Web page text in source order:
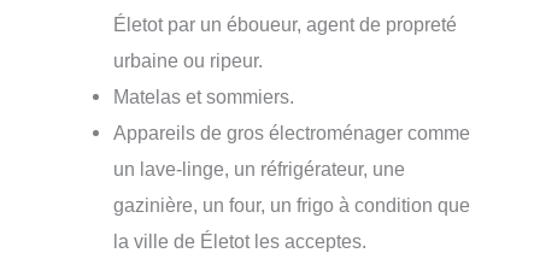
Életot par un éboueur, agent de propreté
urbaine ou ripeur.
Matelas et sommiers.
Appareils de gros électroménager comme
un lave-linge, un réfrigérateur, une
gazinière, un four, un frigo à condition que
la ville de Életot les acceptes.